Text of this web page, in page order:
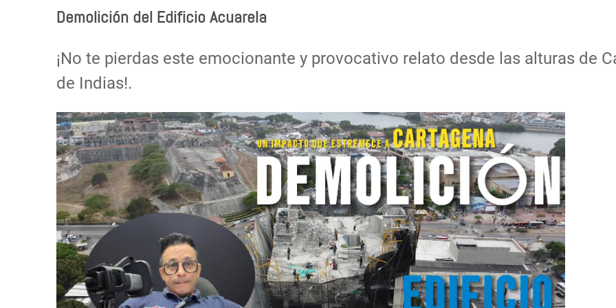
Demolición del Edificio Acuarela
¡No te pierdas este emocionante y provocativo relato desde las alturas de
de Indias!.